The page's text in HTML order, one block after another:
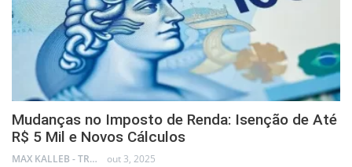
Mudanças no Imposto de Renda: Isenção de Até
R$ 5 Mil e Novos Cálculos
MAX KALLEB - TRADER out 3, 2025